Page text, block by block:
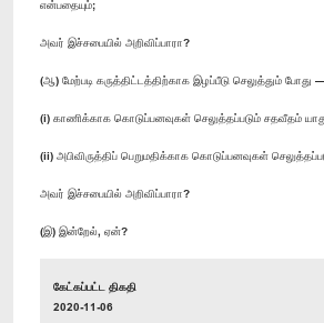
என்பதையும்;
அவர் இச்சபையில் அறிவிப்பாரா?
(ஆ) மேற்படி கருத்திட்டத்திற்காக இழப்பீடு செலுத்தும் போது
(i) காணிக்காக கொடுப்பனவுகள் செலுத்தப்படும் சதவீதம்
(ii) அபிவிருத்திப் பெறுமதிக்காக கொடுப்பனவுகள்
அவர் இச்சபையில் அறிவிப்பாரா?
(இ) இன்றேல், ஏன்?
கேட்கப்பட்ட திகதி
2020-11-06